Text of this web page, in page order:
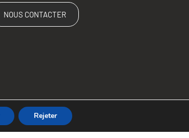
NOUS CONTACTER
Rejeter